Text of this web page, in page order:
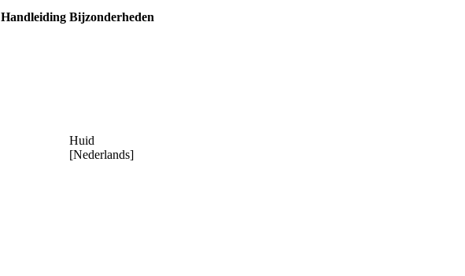
Handleiding Bijzonderheden
Huid
[Nederlands]